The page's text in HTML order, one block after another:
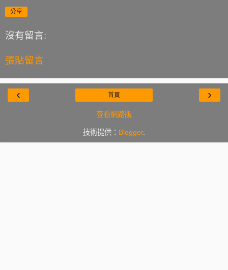
分享
沒有留言:
張貼留言
‹ ›
首頁
查看網路版
技術提供： Blogger.